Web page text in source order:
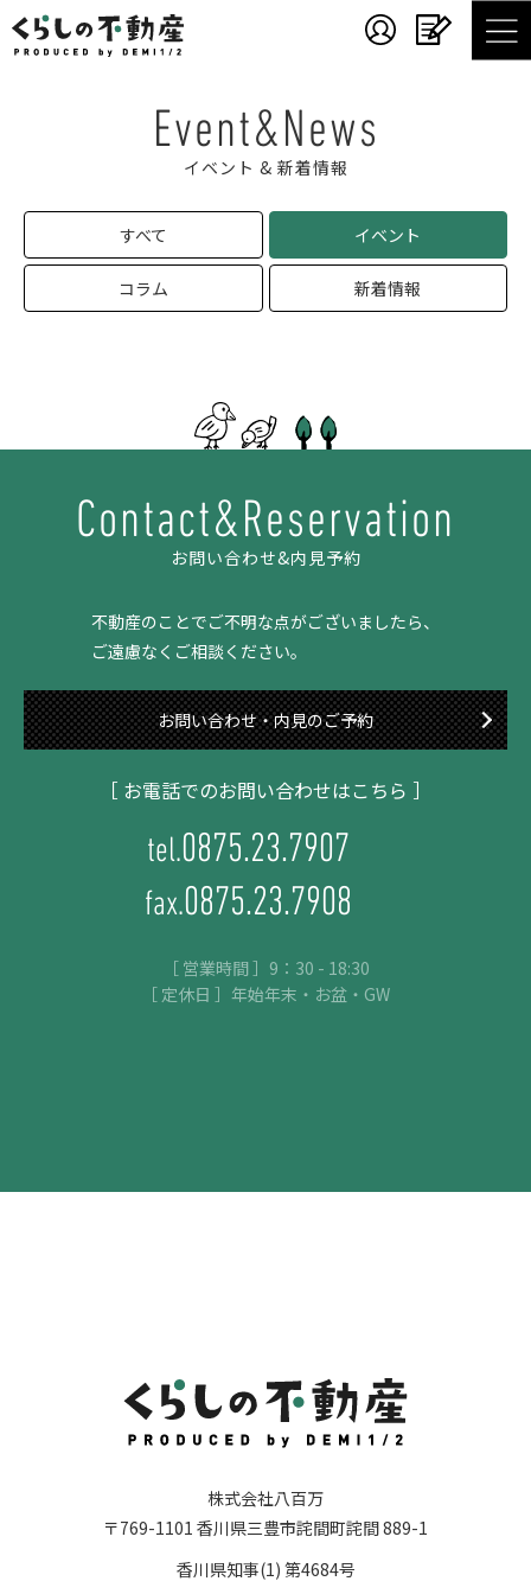
Event&News
イベント & 新着情報
すべて イベント
コラム 新着情報
Contact&Reservation
お問い合わせ&内見予約
不動産のことでご不明な点がございましたら、
ご遠慮なくご相談ください。
お問い合わせ・内見のご予約
［ お電話でのお問い合わせはこちら ］
tel.0875.23.7907
fax.0875.23.7908
［ 営業時間 ］9：30 - 18:30
［ 定休日 ］年始年末・お盆・GW
株式会社八百万
〒769-1101 香川県三豊市詫間町詫間 889-1
香川県知事(1) 第4684号